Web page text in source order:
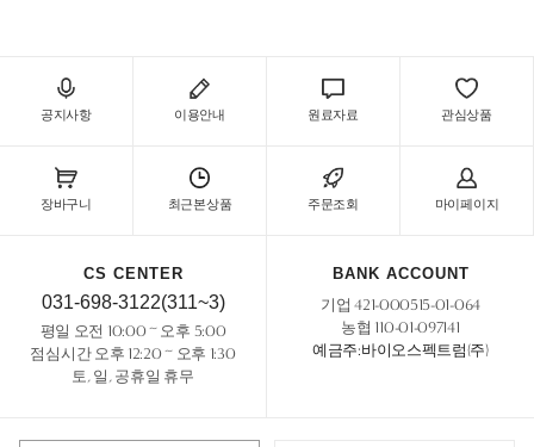
공지사항 이용안내 원료자료 관심상품
장바구니 최근본상품 주문조회 마이페이지
CS CENTER
031-698-3122(311~3)
평일 오전 10:00 ~ 오후 5:00
점심시간 오후 12:20 ~ 오후 1:30
토, 일, 공휴일 휴무
BANK ACCOUNT
기업 421-000515-01-064
농협 110-01-097141
예금주:바이오스펙트럼(주)